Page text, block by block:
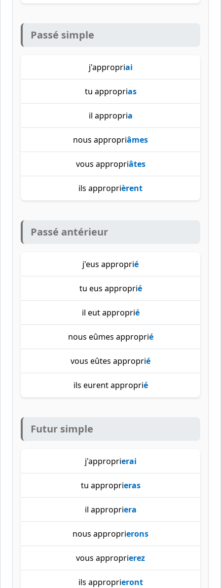
Passé simple
j'appropriai
tu approprias
il appropria
nous appropriâmes
vous appropriâtes
ils approprièrent
Passé antérieur
j'eus approprié
tu eus approprié
il eut approprié
nous eûmes approprié
vous eûtes approprié
ils eurent approprié
Futur simple
j'approprierai
tu approprieras
il appropriera
nous approprierons
vous approprierez
ils approprieront